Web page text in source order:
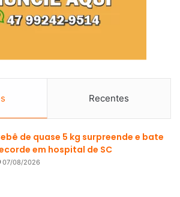
Recentes
de quase 5 kg surpreende e bate
em hospital de SC
07/08/2026